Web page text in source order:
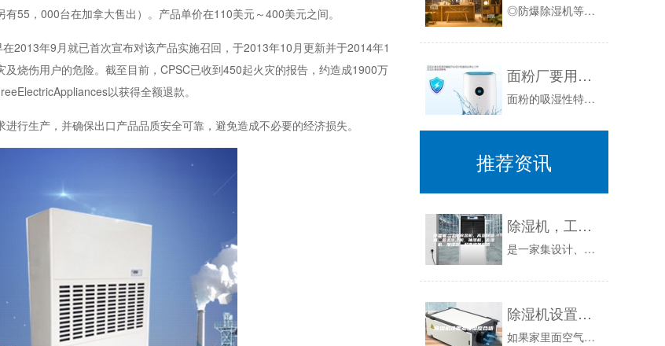
55，000台在加拿大售出）。产品单价在110美元～400美元之间。
年9月就已首次宣布对该产品实施召回，于2013年10月更新并于2014年1
烧伤用户的危险。截至目前，CPSC已收到450起火灾的报告，约造成1900万
以获得全额退款。
生产，并确保出口产品品质安全可靠，避免造成不必要的经济损失。
◎防爆除湿机等级为ExdibmbIICT4Gb.GB3836.1-2010GB3836.2-2010GB3836.4-2010GB3836....
面粉厂要用除湿机吗？
面粉的吸湿性特别强，而且对湿度也很敏感。面粉的含水量一般在13%左右。如果湿度大，会导致面粉发霉，严重时就不能食用。根据一般经验，面粉含水量...
推荐资讯
除湿机，工业除湿机，高温除湿机，管道除湿机，抽湿机，去湿机，加湿器，超声波加湿器
是一家集设计、制造、销售民用和工业用电器的有限责任，一直致力于高性能的空气调节，空气处理产品的开发及空气质量改良服务，包括空气除湿机、恒温恒...
除湿机设置多少湿度合适
如果家里面空气很潮湿的话，地板、衣柜等家具就会容易返潮长霉，长霉之后是很不好清洗干净的，所以这个时候就可以用到除湿机了，尤其是回南天、黄梅天...